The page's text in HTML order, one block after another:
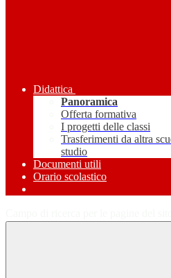
Didattica
Panoramica
Offerta formativa
I progetti delle classi
Trasferimenti da altra
studio
Documenti utili
Orario scolastico